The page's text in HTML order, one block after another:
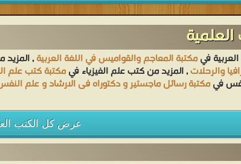
فيمكتبة المعاجم والقواميس في اللغة العربية, المزيد
والرحلات, المزيد من كتب علم الفيزياء فيمكتبة كتب علم
فيمكتبة رسائل ماجستير و دكتوراه فى الارشاد و علم
عرض كل الكتب